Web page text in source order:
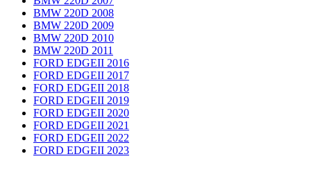
BMW 220D 2008
BMW 220D 2009
BMW 220D 2010
BMW 220D 2011
FORD EDGEII 2016
FORD EDGEII 2017
FORD EDGEII 2018
FORD EDGEII 2019
FORD EDGEII 2020
FORD EDGEII 2021
FORD EDGEII 2022
FORD EDGEII 2023